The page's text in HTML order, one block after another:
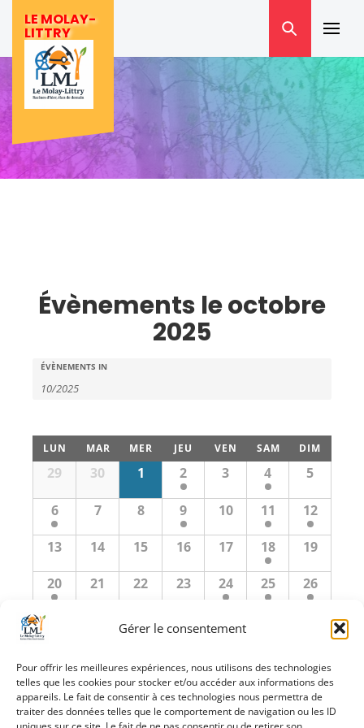
Gérer le consentement
Pour offrir les meilleures expériences, nous utilisons des technologies
telles que les cookies pour stocker et/ou accéder aux informations des
appareils. Le fait de consentir à ces technologies nous permettra de
traiter des données telles que le comportement de navigation ou les ID
content
LE MOLAY-
LITTRY
Menu
Évènements le octobre
2025
Recherche
et
de
vues
Évènements
Évènements
Search
ÉVÈNEMENTS IN
Calendrier
de
Évènements
Calendrier
Évènements
LUN MAR MER JEU VEN SAM DIM
29 30 1 2 3 4 5
6 7 8 9 10 11 12
13 14 15 16 17 18 19
20 21 22 23 24 25 26
«septembre novembre»
+ EXPORTER LES ÉVÈNEMENTS